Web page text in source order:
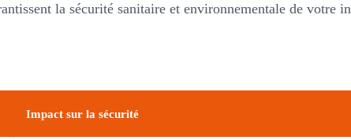
la sécurité sanitaire et environnementale de votre
Impact sur la sécurité